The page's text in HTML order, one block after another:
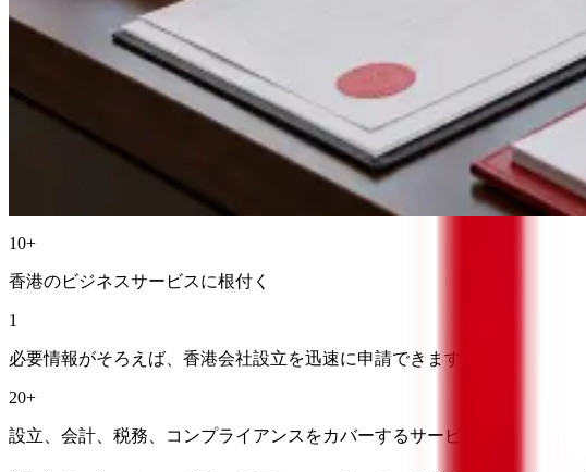
Unit 744, 7/F, Star House, 3 Salisbury Road, Tsim Sha Tsui, Kowloon, Hong Kong
10+
香港のビジネスサービスに根付く
1
必要情報がそろえば、香港会社設立を迅速に申請できます。
20+
設立、会計、税務、コンプライアンスをカバーするサービス